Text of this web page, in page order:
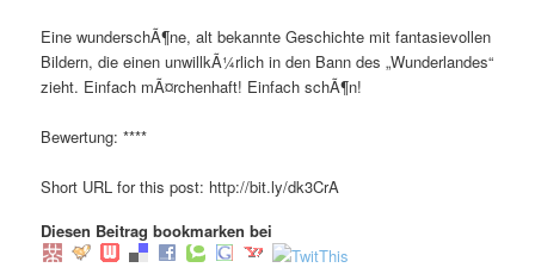
Eine wunderschÃ¶ne, alt bekannte Geschichte mit fantasievollen
Bildern, die einen unwillkÃ¼rlich in den Bann des „Wunderlandes“
zieht. Einfach mÃ¤rchenhaft! Einfach schÃ¶n!
Bewertung: ****
Short URL for this post: http://bit.ly/dk3CrA
Diesen Beitrag bookmarken bei